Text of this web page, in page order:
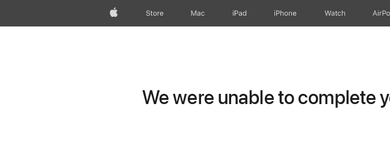
wzlhp Store Mac iPad iPhone Watch
We were unable to complete